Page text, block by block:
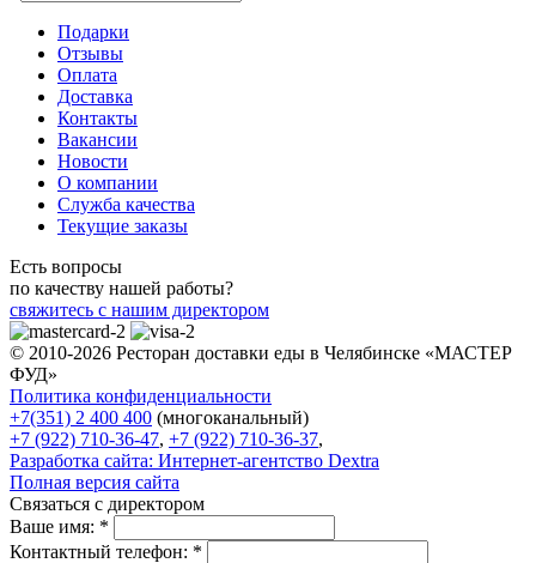
Подарки
Отзывы
Оплата
Доставка
Контакты
Вакансии
Новости
О компании
Служба качества
Текущие заказы
Есть вопросы
по качеству нашей работы?
свяжитесь с нашим директором
© 2010-2026 Ресторан доставки еды в Челябинске «МАСТЕР
ФУД»
Политика конфиденциальности
+7(351) 2 400 400 (многоканальный)
+7 (922) 710-36-47, +7 (922) 710-36-37,
Разработка сайта: Интернет-агентство Dextra
Полная версия сайта
Связаться с директором
Ваше имя: *
Контактный телефон: *